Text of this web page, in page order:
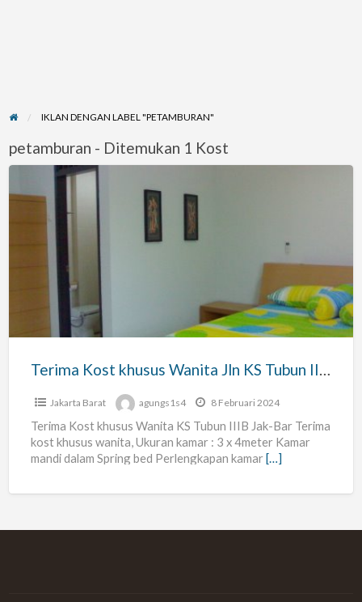
IKLAN DENGAN LABEL "PETAMBURAN"
petamburan - Ditemukan 1 Kost
Terima
Tubun
Petamburan
Jakarta
Barat
Terima Kost khusus Wanita Jln KS Tubun IIIB/13 Slipi Petamburan Jakarta Barat
Jakarta Barat agungs1s4 8 Februari 2024
Terima Kost khusus Wanita KS Tubun IIIB Jak-Bar Terima
kost khusus wanita, Ukuran kamar : 3 x 4meter Kamar
mandi dalam Spring bed Perlengkapan kamar[…]